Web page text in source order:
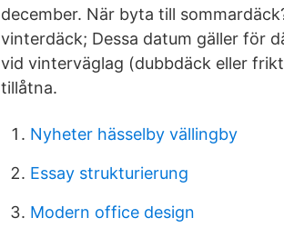
december. När byta till
vinterdäck; Dessa datum gäller för
vid vinterväglag (dubbdäck eller
tillåtna.
Nyheter hässelby vällingby
Essay strukturierung
Modern office design